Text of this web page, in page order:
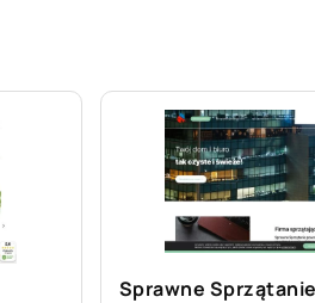
Sprawne Sprzątanie